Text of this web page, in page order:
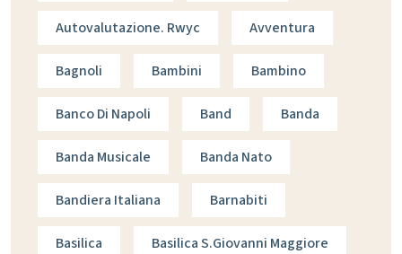
Autovalutazione. Rwyc Avventura
Bagnoli Bambini Bambino
Banco Di Napoli Band Banda
Banda Musicale Banda Nato
Bandiera Italiana Barnabiti
Basilica Basilica S.giovanni Maggiore